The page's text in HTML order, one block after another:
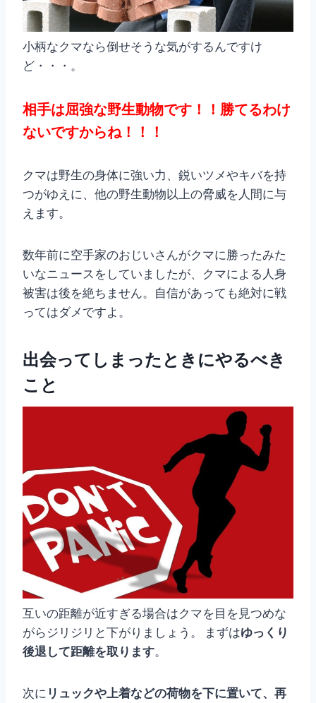
小柄なクマなら倒せそうな気がするんですけ
ど・・・。
相手は屈強な野生動物です！！勝てるわけ
ないですからね！！！
クマは野生の身体に強い力、鋭いツメやキバを持
つがゆえに、他の野生動物以上の脅威を人間に与
えます。
数年前に空手家のおじいさんがクマに勝ったみた
いなニュースをしていましたが、クマによる人身
被害は後を絶ちません。自信があっても絶対に戦
ってはダメですよ。
出会ってしまったときにやるべき
こと
互いの距離が近すぎる場合はクマを目を見つめな
がらジリジリと下がりましょう。 まずはゆっくり
後退して距離を取ります。
次に リュックや上着などの荷物を下に置いて、再